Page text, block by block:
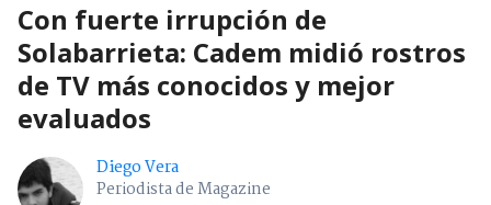
Con fuerte irrupción de
Solabarrieta: Cadem midió rostros
de TV más conocidos y mejor
evaluados
Diego Vera
Periodista de Magazine